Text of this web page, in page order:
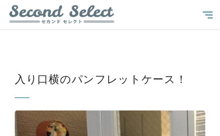
入り口横のパンフレットケース！